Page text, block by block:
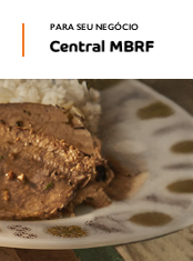
PARA SEU NEGÓCIO